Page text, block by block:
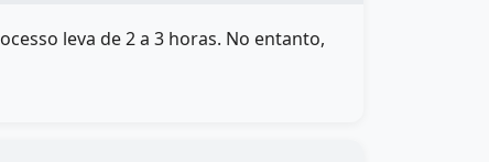
leva de 2 a 3 horas. No entanto,